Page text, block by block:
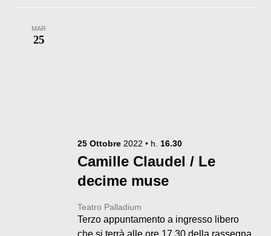
MAR
25
25 Ottobre 2022 • h. 16.30
Camille Claudel / Le
decime muse
Teatro Palladium
Terzo appuntamento a ingresso libero
che si terrà alle ore 17.30 della rassegna